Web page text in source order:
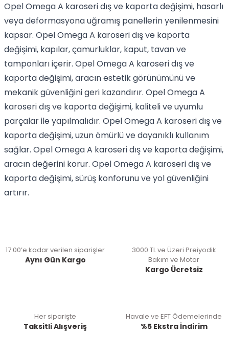
Opel Omega A karoseri dış ve kaporta değişimi, hasarlı
veya deformasyona uğramış panellerin yenilenmesini
kapsar. Opel Omega A karoseri dış ve kaporta
değişimi, kapılar, çamurluklar, kaput, tavan ve
tamponları içerir. Opel Omega A karoseri dış ve
kaporta değişimi, aracın estetik görünümünü ve
mekanik güvenliğini geri kazandırır. Opel Omega A
karoseri dış ve kaporta değişimi, kaliteli ve uyumlu
parçalar ile yapılmalıdır. Opel Omega A karoseri dış ve
kaporta değişimi, uzun ömürlü ve dayanıklı kullanım
sağlar. Opel Omega A karoseri dış ve kaporta değişimi,
aracın değerini korur. Opel Omega A karoseri dış ve
kaporta değişimi, sürüş konforunu ve yol güvenliğini
artırır.
17:00’e kadar verilen siparişler
Aynı Gün Kargo
3000 TL ve Üzeri Preiyodik
Bakım ve Motor
Kargo Ücretsiz
Her siparişte
Taksitli Alışveriş
Havale ve EFT Ödemelerinde
%5 Ekstra İndirim